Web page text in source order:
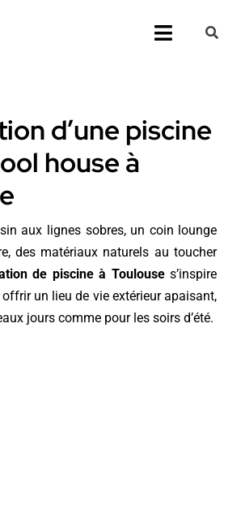
Toggle
Nos 25
Nos
Notes de
Presse
d’une piscine
house à
aux lignes sobres, un coin lounge
des matériaux naturels au toucher
de piscine à Toulouses’inspire
un lieu de vie extérieur apaisant,
jours comme pour les soirs d’été.